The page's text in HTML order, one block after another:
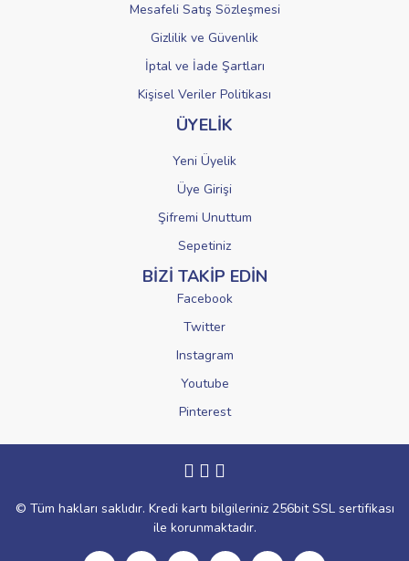
Mesafeli Satış Sözleşmesi
Gizlilik ve Güvenlik
İptal ve İade Şartları
Kişisel Veriler Politikası
ÜYELİK
Yeni Üyelik
Üye Girişi
Şifremi Unuttum
Sepetiniz
BİZİ TAKİP EDİN
Facebook
Twitter
Instagram
Youtube
Pinterest
© Tüm hakları saklıdır. Kredi kartı bilgileriniz 256bit SSL sertifikası
ile korunmaktadır.